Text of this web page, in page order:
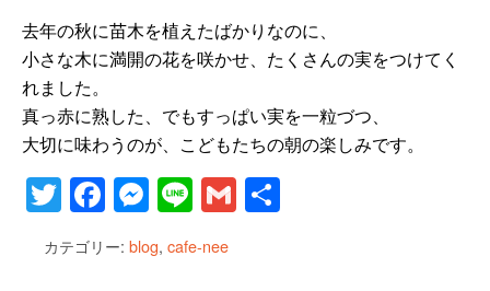
去年の秋に苗木を植えたばかりなのに、
小さな木に満開の花を咲かせ、たくさんの実をつけてく
れました。
真っ赤に熟した、でもすっぱい実を一粒づつ、
大切に味わうのが、こどもたちの朝の楽しみです。
T
wi
tt
F
a
c
M
e
ss
Li
n
e
G
m
カテゴリー: blog, cafe-nee